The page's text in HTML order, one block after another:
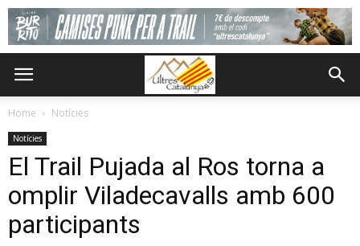
Home Notícies
Notícies
El Trail Pujada al Ros torna a
omplir Viladecavalls amb 600
participants